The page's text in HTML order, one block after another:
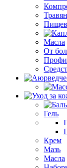
Масла
От
Гель
Крем
Мазь
Масла